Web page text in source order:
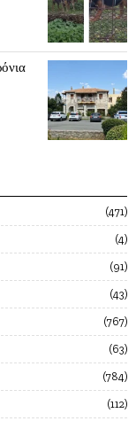
471
4
91
43
767
63
784
112